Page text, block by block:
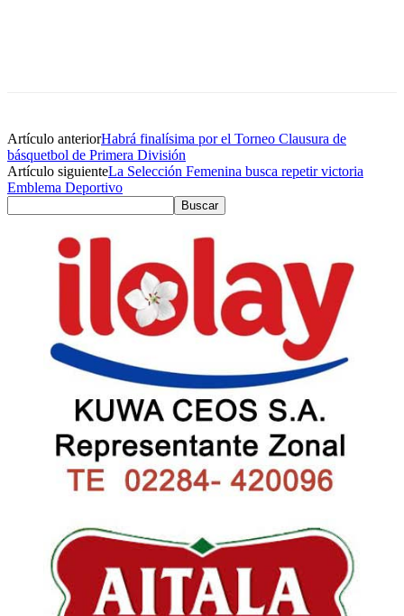
Artículo anteriorHabrá finalísima por el Torneo Clausura de
básquetbol de Primera División
Artículo siguienteLa Selección Femenina busca repetir victoria
Emblema Deportivo